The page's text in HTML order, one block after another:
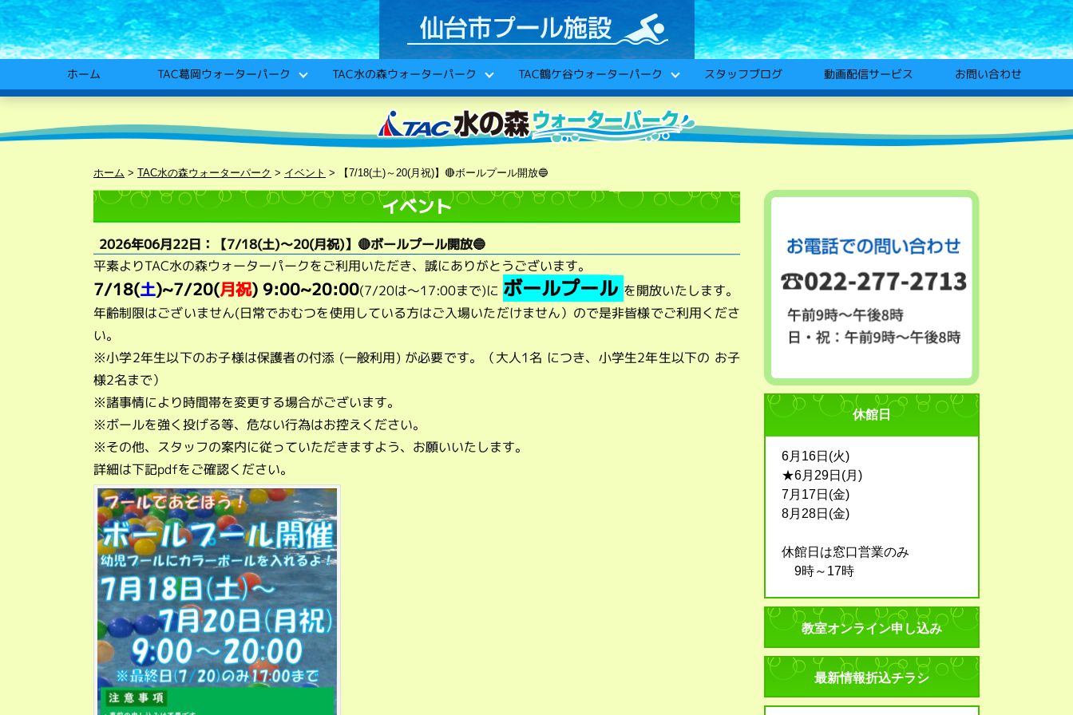
ホーム TAC葛岡ウォーターパーク TAC水の森ウォーターパーク TAC鶴ケ谷ウォーターパーク スタッフブログ 動画配信サービス お問い合わせ
ホーム > TAC水の森ウォーターパーク > イベント > 【7/18(土)～20(月祝)】🔴ボールプール開放🔵
イベント
2026年06月22日：【7/18(土)～20(月祝)】🔴ボールプール開放🔵
平素よりTAC水の森ウォーターパークをご利用いただき、誠にありがとうございます。
7/18(土)~7/20(月祝) 9:00~20:00(7/20は～17:00まで)に ボールプール を開放いたします。
年齢制限はございません(日常でおむつを使用している方はご入場いただけません）ので是非皆様でご利用くださ
い。
※小学2年生以下のお子様は保護者の付添 (一般利用) が必要です。（大人1名 につき、小学生2年生以下の お子
様2名まで）
※諸事情により時間帯を変更する場合がございます。
※ボールを強く投げる等、危ない行為はお控えください。
※その他、スタッフの案内に従っていただきますよう、お願いいたします。
詳細は下記pdfをご確認ください。
休館日
6月16日(火)
★6月29日(月)
7月17日(金)
8月28日(金)
休館日は窓口営業のみ
9時～17時
教室オンライン申し込み
最新情報折込チラシ